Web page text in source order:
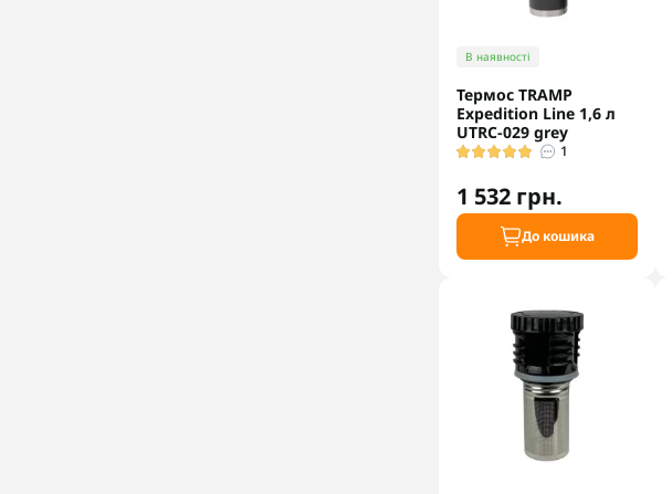
В наявності
Термос TRAMP
Expedition Line 1,6 л
UTRC-029 grey
1
1 532 грн.
До кошика